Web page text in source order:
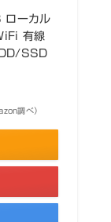
ーカル
有線
SSD
調べ）